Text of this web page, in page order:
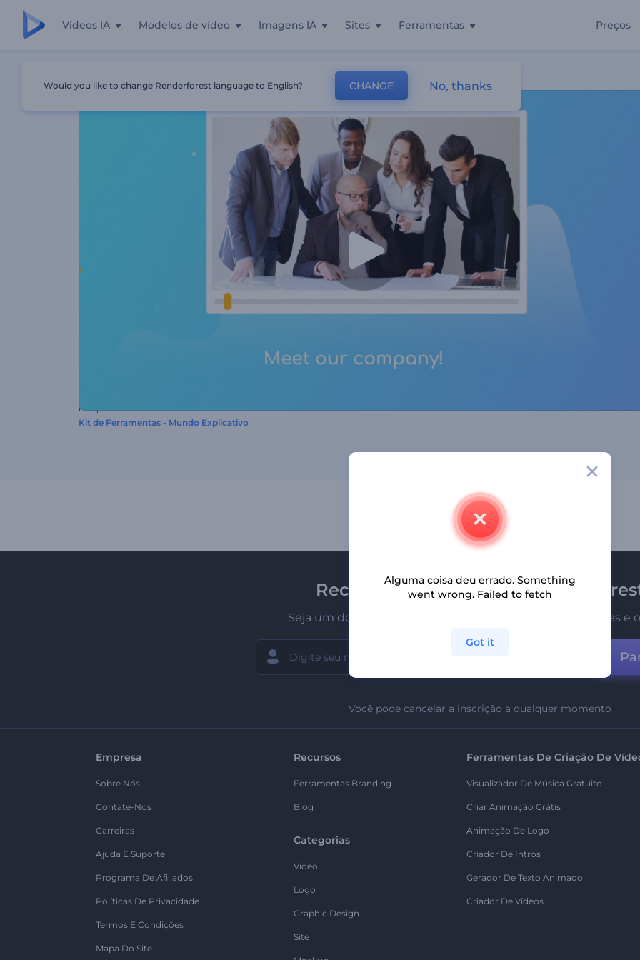
Vídeos IA Modelos de vídeo Imagens IA Sites Ferramentas Preços
Este preset de vídeo foi criado usando
Kit de Ferramentas - Mundo Explicativo
Receba a newsletter da
Seja um dos primeiros a receber nossas últimas novidades e
Você pode cancelar a inscrição a qualquer momento
Empresa
Sobre Nós
Contate-Nos
Carreiras
Ajuda E Suporte
Programa De Afiliados
Políticas De Privacidade
Termos E Condições
Mapa Do Site
Recursos
Ferramentas Branding
Blog
Categorias
Vídeo
Logo
Graphic Design
Site
Ferramentas De Criação De
Visualizador De Música Gratuito
Criar Animação Grátis
Animação De Logo
Criador De Intros
Gerador De Texto Animado
Criador De Vídeos
Would you like to change Renderforest language to English? CHANGE No, thanks
Alguma coisa deu errado. Something
went wrong. Failed to fetch
Got it